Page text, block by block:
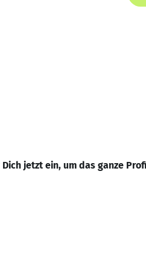
Dich jetzt ein, um das ganze